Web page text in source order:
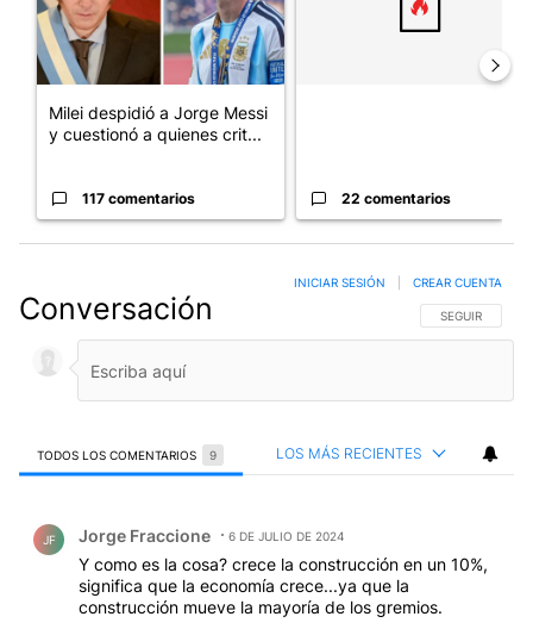
Milei despidió a Jorge Messi
y cuestionó a quienes crit...
117 comentarios 22 comentarios
Conversación SIGA ESTA
SEGUIR
INICIAR SESIÓN CREAR CUENTA
TODOS LOS COMENTARIOS 9 LOS MÁS RECIENTES
JF Jorge Fraccione 6 DE JULIO DE 2024
Y como es la cosa? crece la construcción en un 10%,
significa que la economía crece...ya que la
construcción mueve la mayoría de los gremios.